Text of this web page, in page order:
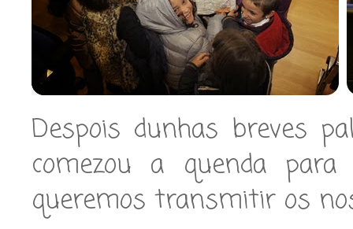
Despois dunhas breves
comezou a quenda
queremos transmitir os